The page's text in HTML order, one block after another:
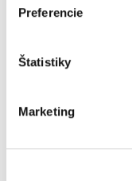
Preferencie
Štatistiky
Marketing